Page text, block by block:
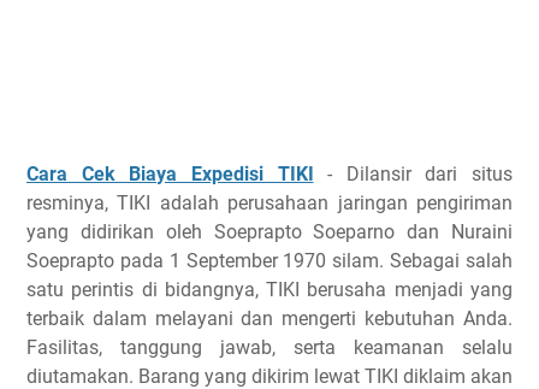
Cara Cek Biaya Expedisi TIKI - Dilansir dari situs
resminya, TIKI adalah perusahaan jaringan pengiriman
yang didirikan oleh Soeprapto Soeparno dan Nuraini
Soeprapto pada 1 September 1970 silam. Sebagai salah
satu perintis di bidangnya, TIKI berusaha menjadi yang
terbaik dalam melayani dan mengerti kebutuhan Anda.
Fasilitas, tanggung jawab, serta keamanan selalu
diutamakan. Barang yang dikirim lewat TIKI diklaim akan